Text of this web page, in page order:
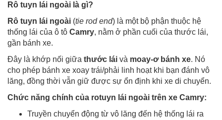
Rô tuyn lái ngoài là gì?
Rô tuyn lái ngoài (tie rod end) là một bộ phận thuộc hệ
thống lái của ô tô Camry, nằm ở phần cuối của thước lái,
gần bánh xe.
Đây là khớp nối giữa thước lái và moay-ơ bánh xe. Nó
cho phép bánh xe xoay trái/phải linh hoạt khi bạn đánh vô
lăng, đồng thời vẫn giữ được sự ổn định khi xe di chuyển.
Chức năng chính của rotuyn lái ngoài trên xe Camry:
Truyền chuyển động từ vô lăng đến hệ thống lái ra